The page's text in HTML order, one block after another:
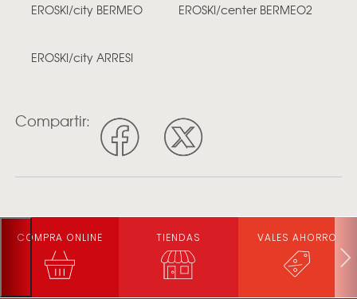
EROSKI/city BERMEO EROSKI/center BERMEO2
EROSKI/city ARRESI
Compartir:
COMPRA ONLINE TIENDAS VALES AHORRO